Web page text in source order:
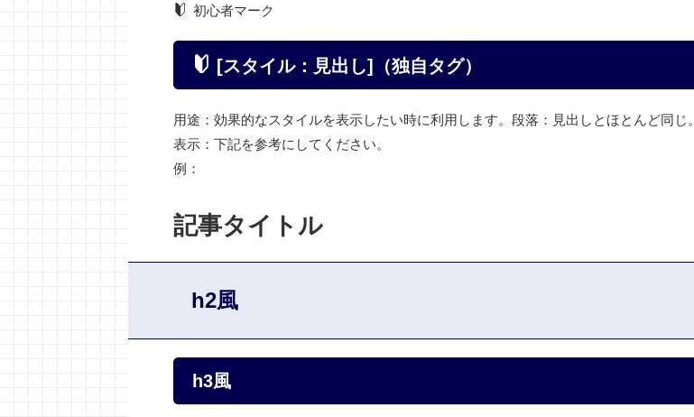
初心者マーク
[スタイル：見出し]（独自タグ）
用途：効果的なスタイルを表示したい時に利用します。段落：見出しとほとんど同じ。
表示：下記を参考にしてください。
例：
記事タイトル
h2風
h3風